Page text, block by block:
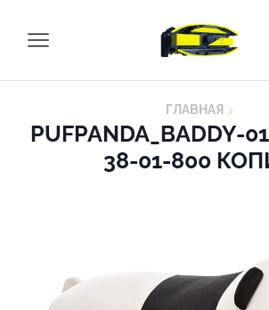
ГЛАВНАЯ
PUFPANDA_BADDY-
38-01-800